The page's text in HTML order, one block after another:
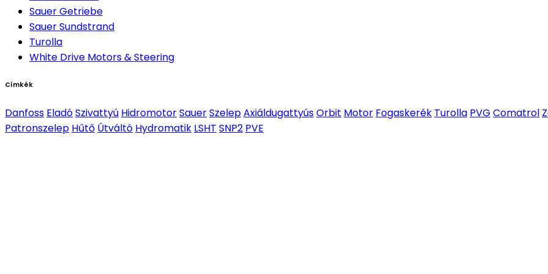
Sauer Getriebe
Sauer Sundstrand
Turolla
White Drive Motors & Steering
Címkék
Danfoss EladóSzivattyú HidromotorSauerSzelepAxiáldugattyúsOrbit Motor Fogaskerék Turolla PVG Comatrol
Patronszelep Hűtő Útváltó Hydromatik LSHT SNP2 PVE